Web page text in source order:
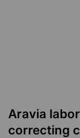
Aravia
correcting